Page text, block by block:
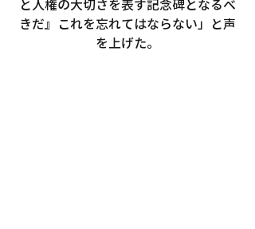
と人権の大切さを表す記念碑となるべ
きだ』これを忘れてはならない」と声
を上げた。